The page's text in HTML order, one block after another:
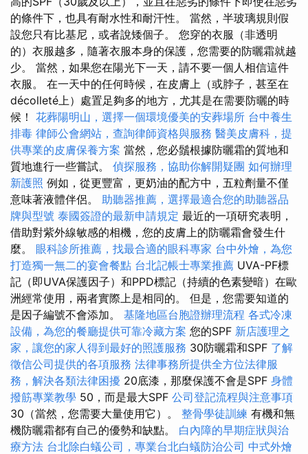
的條件下，也具有耐水性和耐汗性。 當然，半玻璃規則假
設您只有比基尼，或者說矮個子。 您穿的衣服（非透明
的）衣服越多，隨著衣服本身的保護，您需要的防曬霜就越
少。 當然，如果您在陽光下一天，請不要一個人相信這件
衣服。 在一天中的任何時候，在皮膚上（或脖子，甚至在
décolleté上）處置足夠多的地方，尤其是在需要防曬的時
候！ 花葬陽明山，選擇一個環境優美的安葬場所 台中養生
排毒 律師公會網站，查詢律師資格與服務 醫美皮膚科，提
供專業的皮膚保養方案 當然，您必鬚根據防曬霜的質地和
質地進行一些嘗試。 偵探服務，協助你解開疑團 如何辦理
新護照 例如，從更豐富，更奶油的配方中，五粒劑量不僅
意味著液體伴侶。 助聽器推薦，選擇最適合您的助聽器品
牌與型號 泰國簽證的最新申請規定 最近的一項研究表明，
借助對紫外線敏感的相機，您的皮膚上的防曬霜會發生什
麼。 眼科診所推薦，找最合適的眼科專家 台中外燴，為您
打造獨一無二的宴會餐點 台北記帳士專業推薦 UVA-PF標
記（即UVA保護因子）和PPD標記（持續的色素變暗）在歐
洲經常使用，兩者實際上是相同的。 但是，您需要知道的
是因子編號不會添加。 基隆地區台胞證辦理流程 各式冷凍
設備，為您的餐廳提供可靠冷藏方案 您的SPF 新店護理之
家，讓您的家人得到最好的照護服務 30防曬霜和SPF 了解
徵信公司提供的各項服務 法律事務所提供全方位法律服
務，解決各類法律困擾 20底漆，那麼保護不會是SPF 身體
撥筋專業教學 50，而是最大SPF 公司登記流程與注意事項
30（當然，您需要大量使用它）。 整骨學徒訓練 有機和無
機防曬霜都有自己的優勢和缺點。 白內障的早期症狀與治
療方法 台北除白蟻公司，專業台北白蟻防治公司 中式外燴